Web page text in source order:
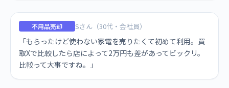
不用品売却 Sさん（30代・会社員）
「もらったけど使わない家電を売りたくて初めて利用。買
取Xで比較したら店によって2万円も差があってビックリ。
比較って大事ですね。」